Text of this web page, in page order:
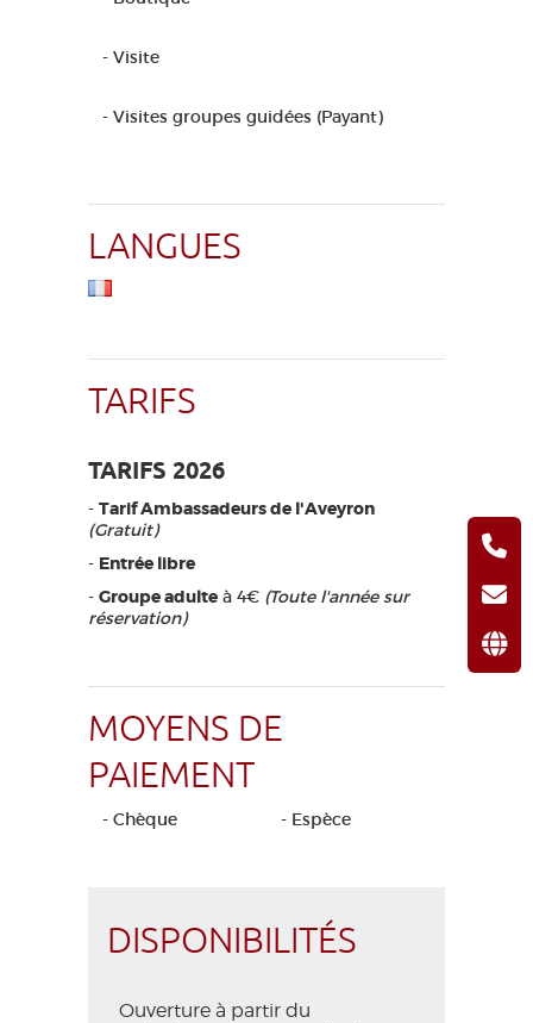
- Visite
- Visites groupes guidées (Payant)
LANGUES
TARIFS
TARIFS 2026
- Tarif Ambassadeurs de l'Aveyron
(Gratuit)
- Entrée libre
- Groupe adulte à 4€ (Toute l'année sur
réservation)
MOYENS DE
PAIEMENT
- Chèque - Espèce
DISPONIBILITÉS
Ouverture à partir du